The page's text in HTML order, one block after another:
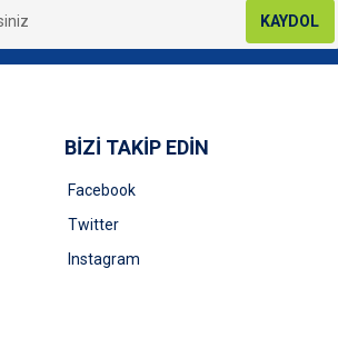
KAYDOL
BİZİ TAKİP EDİN
Facebook
Twitter
Instagram